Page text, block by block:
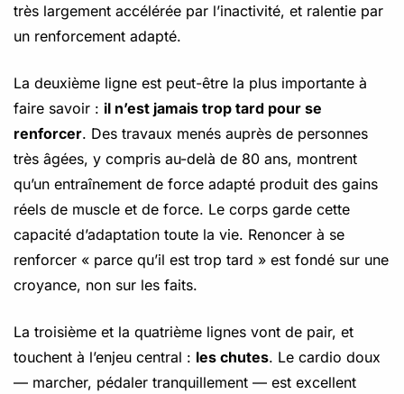
très largement accélérée par l’inactivité, et ralentie par
un renforcement adapté.
La deuxième ligne est peut-être la plus importante à
faire savoir : il n’est jamais trop tard pour se
renforcer. Des travaux menés auprès de personnes
très âgées, y compris au-delà de 80 ans, montrent
qu’un entraînement de force adapté produit des gains
réels de muscle et de force. Le corps garde cette
capacité d’adaptation toute la vie. Renoncer à se
renforcer « parce qu’il est trop tard » est fondé sur une
croyance, non sur les faits.
La troisième et la quatrième lignes vont de pair, et
touchent à l’enjeu central : les chutes. Le cardio doux
— marcher, pédaler tranquillement — est excellent